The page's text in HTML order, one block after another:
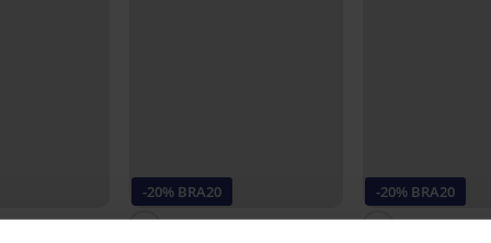
-20% BRA20 -20% BRA20